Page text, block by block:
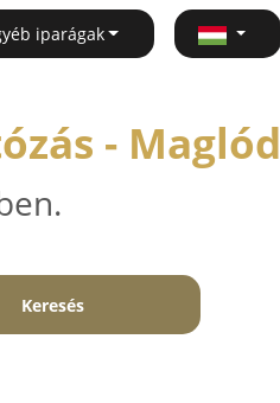
iparágak
- Maglód
Keresés